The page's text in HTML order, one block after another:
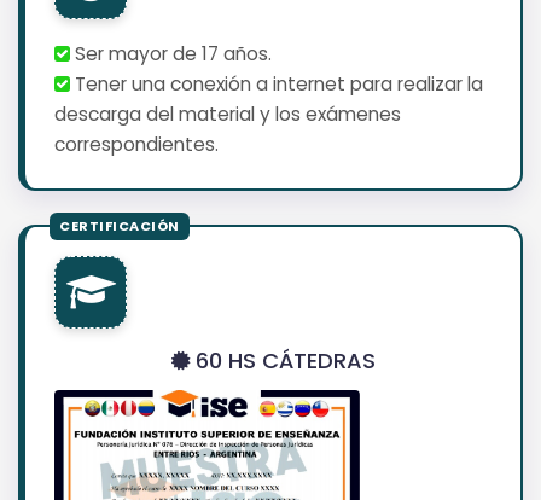
Ser mayor de 17 años.
Tener una conexión a internet para realizar la
descarga del material y los exámenes
correspondientes.
60 HS CÁTEDRAS